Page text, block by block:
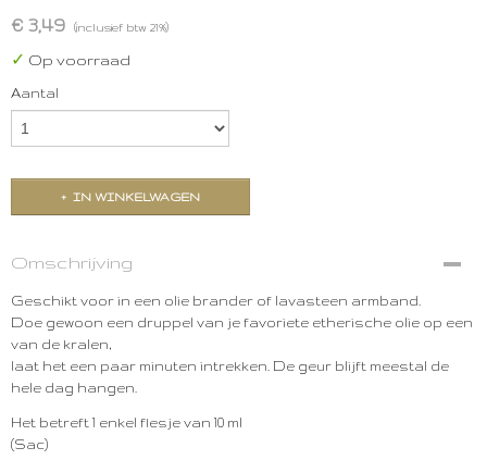
€ 3,49 (inclusief btw 21%)
✓ Op voorraad
Aantal
IN WINKELWAGEN
Omschrijving
Geschikt voor in een olie brander of lavasteen armband.
Doe gewoon een druppel van je favoriete etherische olie op een
van de kralen,
laat het een paar minuten intrekken. De geur blijft meestal de
hele dag hangen.
Het betreft 1 enkel flesje van 10 ml
(Sac)